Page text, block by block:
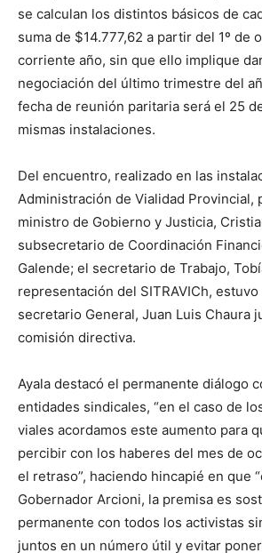
se calculan los distintos básicos de
suma de $14.777,62 a partir del 1º de
corriente año, sin que ello implique
negociación del último trimestre del
fecha de reunión paritaria será el 25
mismas instalaciones.
Del encuentro, realizado en las
Administración de Vialidad Provincial,
ministro de Gobierno y Justicia,
subsecretario de Coordinación
Galende; el secretario de Trabajo,
representación del SITRAVICh,
secretario General, Juan Luis Chaura
comisión directiva.
Ayala destacó el permanente diálogo
entidades sindicales, “en el caso de
viales acordamos este aumento para
percibir con los haberes del mes de
el retraso”, haciendo hincapié en que
Gobernador Arcioni, la premisa es
permanente con todos los activistas
juntos en un número útil y evitar